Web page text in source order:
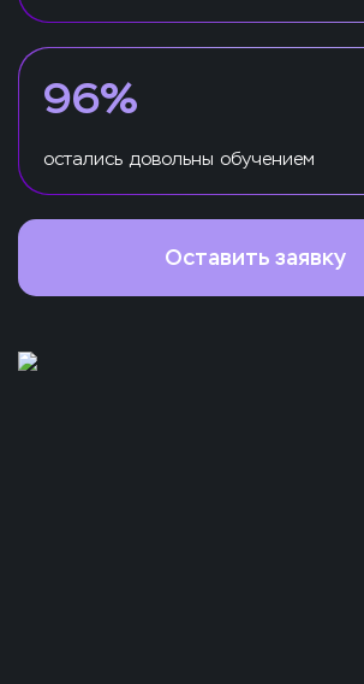
96%
остались довольны обучением
Оставить заявку